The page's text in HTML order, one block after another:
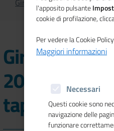
Giro d'Italia della CSR
Giro d'Italia
2023, a
tappa
l'apposito pulsante
cookie di profilazione,
Per vedere la Cookie
Maggiori informazioni
Necessari
Questi cookie sono
navigazione delle
funzionare